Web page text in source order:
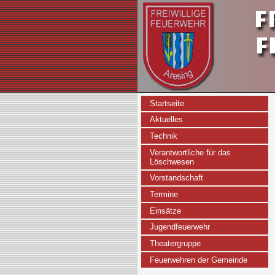
Startseite
Aktuelles
Technik
Verantwortliche für das
Löschwesen
Vorstandschaft
Termine
Einsätze
Jugendfeuerwehr
Theatergruppe
Feuerwehren der Gemeinde